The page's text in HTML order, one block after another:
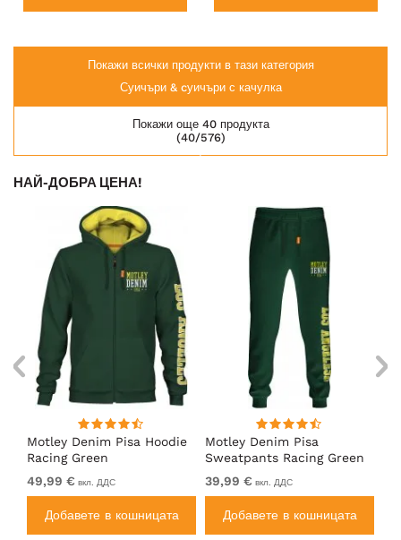
Покажи всички продукти в тази категория
Суичъри & cуичъри с качулка
(40/576)
Покажи още 40 продукта
НАЙ-ДОБРА ЦЕНА!
Motley Denim Pisa Hoodie
Racing Green
49,99 € вкл. ДДС
Добавете в кошницата
Motley Denim Pisa
Sweatpants Racing Green
39,99 € вкл. ДДС
Добавете в кошницата